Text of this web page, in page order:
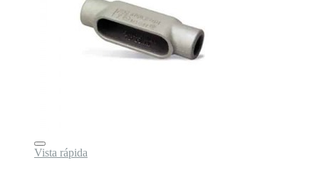
Vista rápida